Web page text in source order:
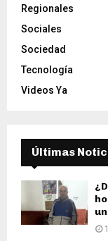
Regionales
Sociales
Sociedad
Tecnología
Videos Ya
Últimas